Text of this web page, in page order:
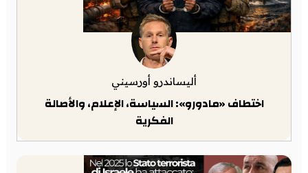
أليساندرو أورسيني
اختطاف «مادورو»: السياسة، الإعلام، والأصالة
الفكرية